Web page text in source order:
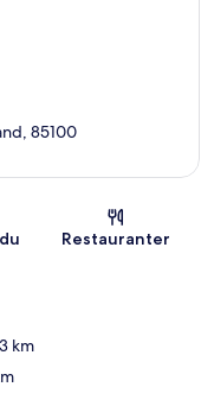
85100
Restauranter
km